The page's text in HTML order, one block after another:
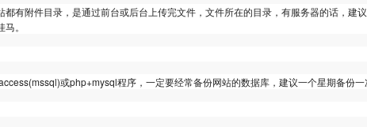
都有附件目录，是通过前台或后台上传完文件，文件所在的目录，有服务器的话，建
。
或php+mysql程序，一定要经常备份网站的数据库，建议一个星期备份一